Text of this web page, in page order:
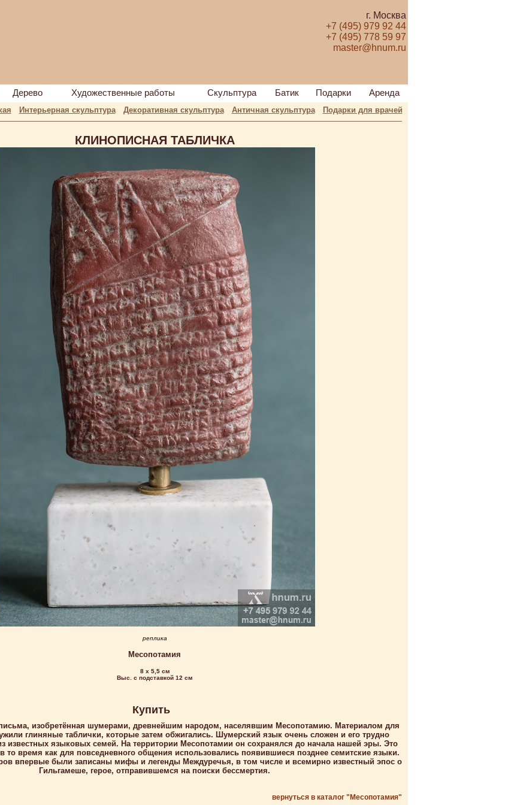
г. Москва
+7 (495) 979 92 44
+7 (495) 778 59 97
master@hnum.ru
Дерево Художественные работы Скульптура Батик Подарки Аренда
Интерьерная скульптура Декоративная скульптура Античная скульптура
Подарки для врачей
КЛИНОПИСНАЯ ТАБЛИЧКА
реплика
Месопотамия
8 х 5,5 см
Выс. с подставкой 12 см
Купить
изобретённая шумерами, древнейшим народом, населявшим Месопотамию. Материалом для
глиняные таблички, которые затем обжигались. Шумерский язык очень сложен и его трудно
известных языковых семей. На территории Месопотамии он сохранялся до начала нашей эры. Это
время как для повседневного общения использовались появившиеся позднее семитские языки.
впервые были записаны мифы и легенды Междуречья, в том числе и всемирно известный эпос о
Гильгамеше, герое, отправившемся на поиски бессмертия.
вернуться в каталог "Месопотамия"